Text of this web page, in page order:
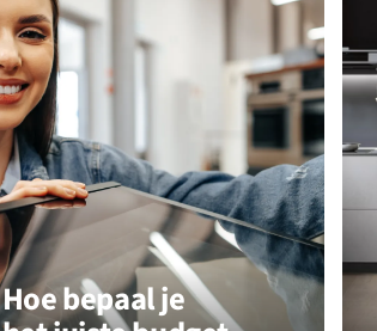
Hoe bepaal je